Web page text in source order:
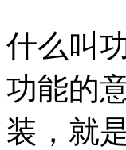
什么叫
功能的
装，就